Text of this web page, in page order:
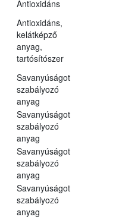
Antioxidáns
Antioxidáns,
kelátképző
anyag,
tartósítószer
Savanyúságot
szabályozó
anyag
Savanyúságot
szabályozó
anyag
Savanyúságot
szabályozó
anyag
Savanyúságot
szabályozó
anyag